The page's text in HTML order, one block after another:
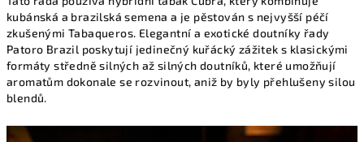
kubánská a brazilská semena a je pěstován s nejvyšší péčí
zkušenými Tabaqueros. Elegantní a exotické doutníky řady
Patoro Brazil poskytují jedinečný kuřácký zážitek s klasickými
formáty středně silných až silných doutníků, které umožňují
aromatům dokonale se rozvinout, aniž by byly přehlušeny silou
blendů.